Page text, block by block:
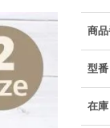
商
型番
在庫